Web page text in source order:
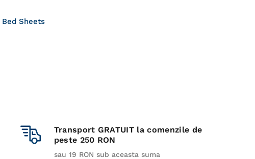
Bed Sheets
Transport GRATUIT la comenzile de
peste 250 RON
sau 19 RON sub aceasta suma